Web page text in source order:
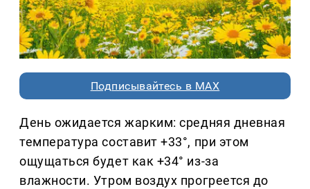
Подписывайтесь в MAX
День ожидается жарким: средняя дневная
температура составит +33°, при этом
ощущаться будет как +34° из-за
влажности. Утром воздух прогреется до